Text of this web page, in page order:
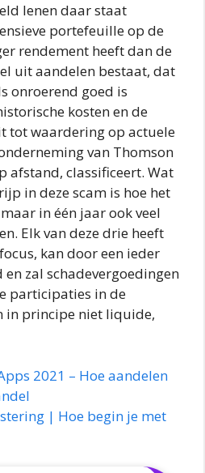
lenen daar staat
portefeuille op de
rendement heeft dan de
uit aandelen bestaat, dat
onroerend goed is
kosten en de
tot waardering op actuele
van Thomson
afstand, classificeert. Wat
in deze scam is hoe het
in één jaar ook veel
Elk van deze drie heeft
kan door een ieder
zal schadevergoedingen
participaties in de
in principe niet liquide,
2021 – Hoe aandelen
| Hoe begin je met